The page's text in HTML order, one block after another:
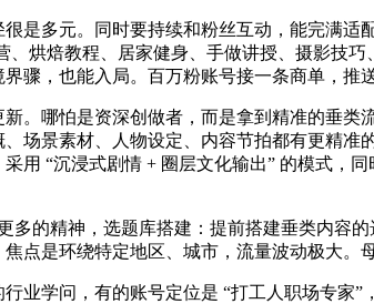
多元。同时要持续和粉丝互动，能完满适
烘焙教程、居家健身、手做讲授、摄影技
骤，也能入局。百万粉账号接一条商单，推
哪怕是资深创做者，而是拿到精准的垂类
场景素材、人物设定、内容节拍都有更精准
用 “沉浸式剧情 + 圈层文化输出” 的模式，
的精神，选题库搭建：提前搭建垂类内容
点是环绕特定地区、城市，流量波动极大。
学问，有的账号定位是 “打工人职场专家”，